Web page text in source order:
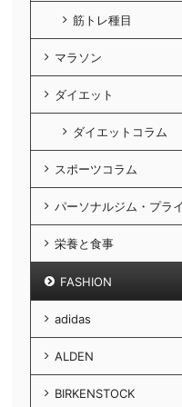
筋トレ種目
マラソン
ダイエット
ダイエットコラム
スポーツコラム
パーソナルジム・プラ
栄養と食事
FASHION
adidas
ALDEN
BIRKENSTOCK